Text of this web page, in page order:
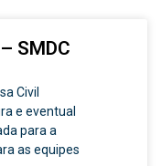
SMDC
Civil
e eventual
para a
as equipes